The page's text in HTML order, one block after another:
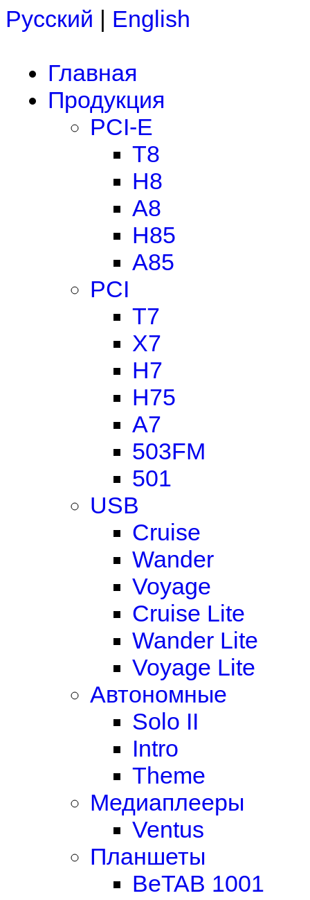
Русский | English
Главная
Продукция
PCI-E
T8
H8
A8
H85
A85
PCI
T7
X7
H7
H75
A7
503FM
501
USB
Cruise
Wander
Voyage
Cruise Lite
Wander Lite
Voyage Lite
Автономные
Solo II
Intro
Theme
Медиаплееры
Ventus
Планшеты
BeTAB 1001